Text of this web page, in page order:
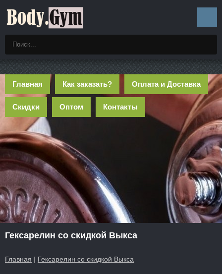
Главная Как заказать? Оплата и Доставка
Скидки Оптом Контакты
Гексарелин со скидкой Выкса
Главная | Гексарелин со скидкой Выкса